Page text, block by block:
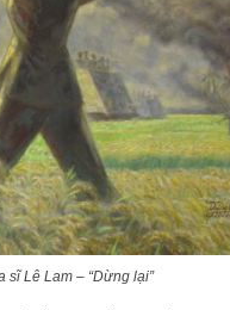
sĩ Lê Lam – “Dừng lại”